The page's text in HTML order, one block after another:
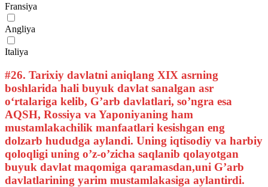
Fransiya
Angliya
Italiya
#26. Tarixiy davlatni aniqlang XIX asrning
boshlarida hali buyuk davlat sanalgan asr
o‘rtalariga kelib, G’arb davlatlari, so’ngra esa
AQSH, Rossiya va Yaponiyaning ham
mustamlakachilik manfaatlari kesishgan eng
dolzarb hududga aylandi. Uning iqtisodiy va harbiy
qoloqligi uning o’z-o’zicha saqlanib qolayotgan
buyuk davlat maqomiga qaramasdan,uni G’arb
davlatlarining yarim mustamlakasiga aylantirdi.